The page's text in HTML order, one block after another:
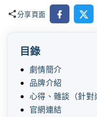
分享頁面 Facebook
X
目錄
劇情簡介
品牌介紹
心得、雜談（針對
官網連結